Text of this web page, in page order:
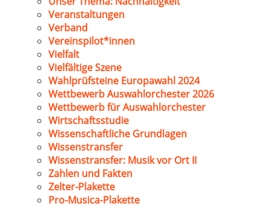
Veranstaltungen
Verband
Vereinspilot*innen
Vielfalt
Vielfältige Szene
Wahlprüfsteine Europawahl 2024
Wettbewerb Auswahlorchester 2026
Wettbewerb für Auswahlorchester
Wirtschaftsstudie
Wissenschaftliche Grundlagen
Wissenstransfer
Wissenstransfer: Musik vor Ort II
Zahlen und Fakten
Zelter-Plakette
Pro-Musica-Plakette